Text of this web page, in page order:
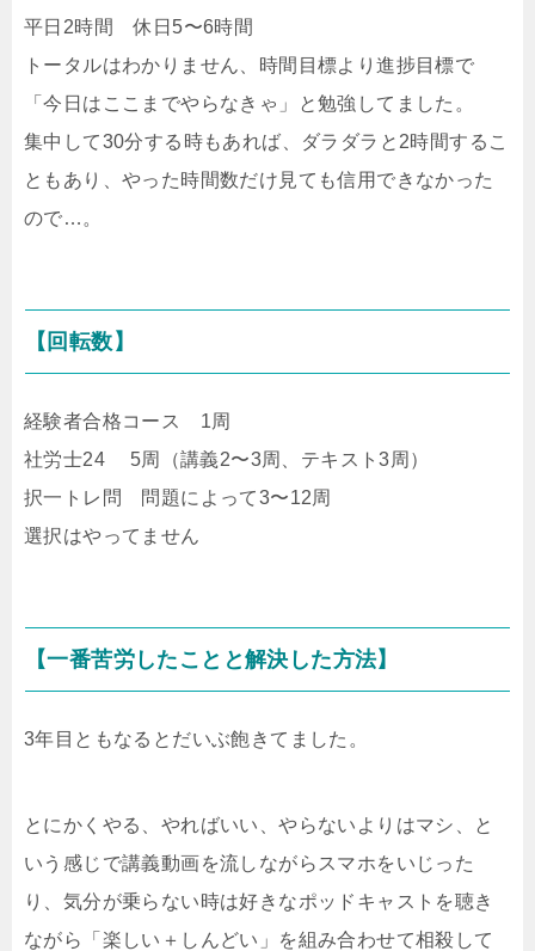
平日2時間 休日5〜6時間
トータルはわかりません、時間目標より進捗目標で
「今日はここまでやらなきゃ」と勉強してました。
集中して30分する時もあれば、ダラダラと2時間するこ
ともあり、やった時間数だけ見ても信用できなかった
ので…。
【回転数】
経験者合格コース 1周
社労士24 5周（講義2〜3周、テキスト3周）
択一トレ問 問題によって3〜12周
選択はやってません
【一番苦労したことと解決した方法】
3年目ともなるとだいぶ飽きてました。
とにかくやる、やればいい、やらないよりはマシ、と
いう感じで講義動画を流しながらスマホをいじった
り、気分が乗らない時は好きなポッドキャストを聴き
ながら「楽しい＋しんどい」を組み合わせて相殺して